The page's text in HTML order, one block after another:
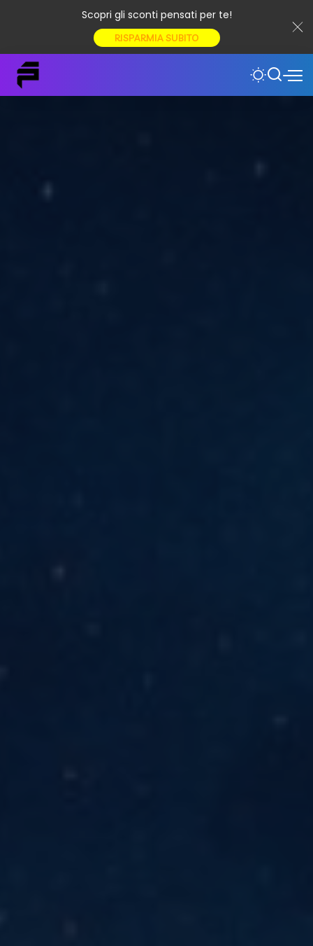
Scopri gli sconti pensati per te!
RISPARMIA SUBITO